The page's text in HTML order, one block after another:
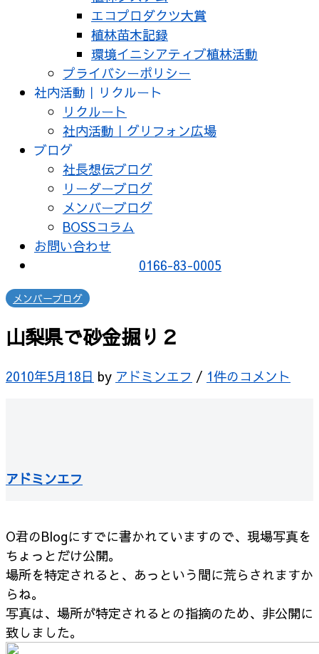
エコプロダクツ大賞
植林苗木記録
環境イニシアティブ植林活動
プライバシーポリシー
社内活動｜リクルート
リクルート
社内活動｜グリフォン広場
ブログ
社長想伝ブログ
リーダーブログ
メンバーブログ
BOSSコラム
お問い合わせ
0166-83-0005
メンバーブログ
山梨県で砂金掘り２
2010年5月18日 by アドミンエフ / 1件のコメント
アドミンエフ
O君のBlogにすでに書かれていますので、現場写真を
ちょっとだけ公開。
場所を特定されると、あっという間に荒らされますか
らね。
写真は、場所が特定されるとの指摘のため、非公開に
致しました。